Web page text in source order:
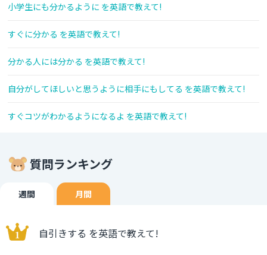
小学生にも分かるように を英語で教えて!
すぐに分かる を英語で教えて!
分かる人には分かる を英語で教えて!
自分がしてほしいと思うように相手にもしてる を英語で教えて!
すぐコツがわかるようになるよ を英語で教えて!
質問ランキング
週間 月間
自引きする を英語で教えて!